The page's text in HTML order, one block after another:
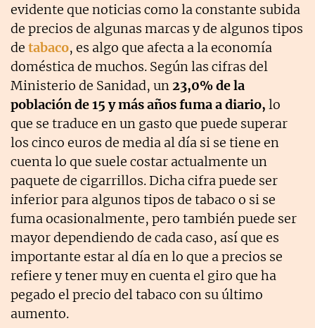
evidente que noticias como la constante subida
de precios de algunas marcas y de algunos tipos
de tabaco, es algo que afecta a la economía
doméstica de muchos. Según las cifras del
Ministerio de Sanidad, un23,0% de la
población de 15 y más años fuma a diario, lo
que se traduce en un gasto que puede superar
los cinco euros de media al día si se tiene en
cuenta lo que suele costar actualmente un
paquete de cigarrillos. Dicha cifra puede ser
inferior para algunos tipos de tabaco o si se
fuma ocasionalmente, pero también puede ser
mayor dependiendo de cada caso, así que es
importante estar al día en lo que a precios se
refiere y tener muy en cuenta el giro que ha
pegado el precio del tabaco con su último
aumento.